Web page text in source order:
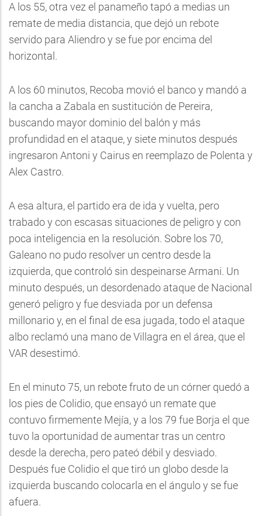
A los 55, otra vez el panameño tapó a medias un
remate de media distancia, que dejó un rebote
servido para Aliendro y se fue por encima del
horizontal.
A los 60 minutos, Recoba movió el banco y mandó a
la cancha a Zabala en sustitución de Pereira,
buscando mayor dominio del balón y más
profundidad en el ataque, y siete minutos después
ingresaron Antoni y Cairus en reemplazo de Polenta y
Alex Castro.
A esa altura, el partido era de ida y vuelta, pero
trabado y con escasas situaciones de peligro y con
poca inteligencia en la resolución. Sobre los 70,
Galeano no pudo resolver un centro desde la
izquierda, que controló sin despeinarse Armani. Un
minuto después, un desordenado ataque de Nacional
generó peligro y fue desviada por un defensa
millonario y, en el final de esa jugada, todo el ataque
albo reclamó una mano de Villagra en el área, que el
VAR desestimó.
En el minuto 75, un rebote fruto de un córner quedó a
los pies de Colidio, que ensayó un remate que
contuvo firmemente Mejía, y a los 79 fue Borja el que
tuvo la oportunidad de aumentar tras un centro
desde la derecha, pero pateó débil y desviado.
Después fue Colidio el que tiró un globo desde la
izquierda buscando colocarla en el ángulo y se fue
afuera.